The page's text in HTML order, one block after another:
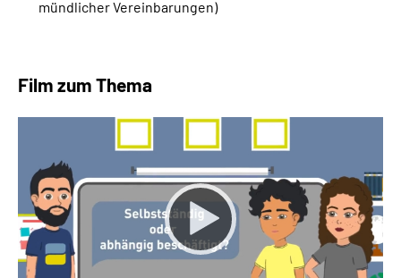
mündlicher Vereinbarungen)
Film zum Thema